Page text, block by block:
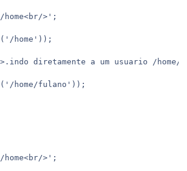
home<br/>';
home'));
diretamente a um usuario /
home/fulano'));
home<br/>';